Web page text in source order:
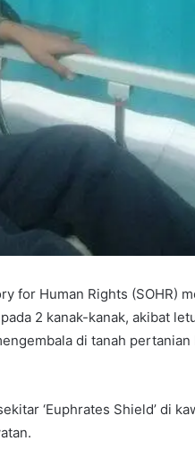
for Human Rights (SOHR)
2 kanak-kanak, akibat
di tanah pertanian
‘Euphrates Shield’ di